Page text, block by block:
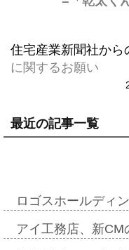
住宅産業新聞社から
に関するお願い
最近の記事一覧
ロゴスホールディ
アイ工務店、新